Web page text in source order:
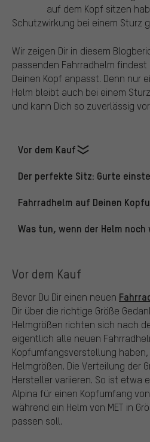
auf dem Kopf sitzen
Schutzwirkung bei einem Sturz
Wir zeigen Dir in diesem
passenden Fahrradhelm
Deinen Kopf anpasst. Denn nur
Helm bleibt auch bei einem
und kann Dich so zuverlässig
Vor dem Kauf
Der perfekte Sitz: Gurte
Fahrradhelm auf Deinen
Was tun, wenn der Helm noch
Vor dem Kauf
Bevor Du Dir einen neuen
Dir über die richtige Größe
Helmgrößen richten sich nach
eigentlich alle neuen
Kopfumfangsverstellung
Helmgrößen. Die Verteilung der
Hersteller variieren. So ist etwa
Alpina für einen Kopfumfang
während ein Helm von MET in
passen soll.